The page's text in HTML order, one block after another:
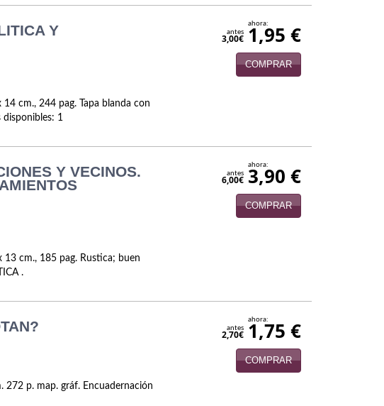
Y
cm., 244 pag. Tapa blanda con
disponibles: 1
antes
3,00€
ahora:
1,95 €
COMPRAR
Y VECINOS.
13 cm., 185 pag. Rustica; buen
.
antes
6,00€
ahora:
3,90 €
COMPRAR
272 p. map. gráf. Encuadernación
antes
2,70€
ahora:
1,75 €
COMPRAR